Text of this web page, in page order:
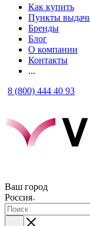
Как купить
Пункты
Бренды
Блог
О компании
Контакты
...
8 (800) 444 40 93
Ваш город
Россия